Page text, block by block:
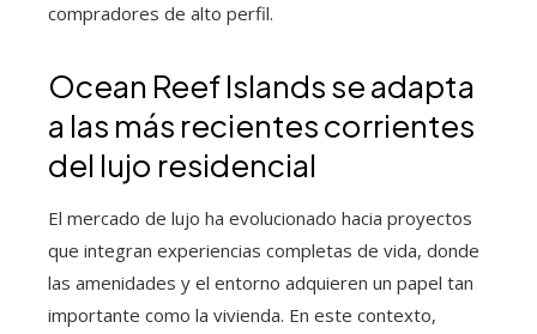
compradores de alto perfil.
Ocean Reef Islands se adapta
a las más recientes corrientes
del lujo residencial
El mercado de lujo ha evolucionado hacia proyectos
que integran experiencias completas de vida, donde
las amenidades y el entorno adquieren un papel tan
importante como la vivienda. En este contexto,